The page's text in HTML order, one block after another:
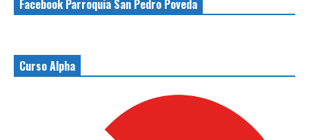
Facebook Parroquia San Pedro Poveda
Curso Alpha